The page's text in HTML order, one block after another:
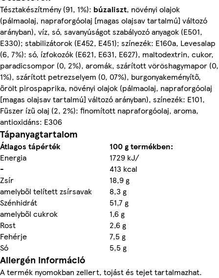
Tésztakészítmény (91, 1%): búzaliszt, növényi olajok
(pálmaolaj, napraforgóolaj [magas olajsav tartalmú] változó
arányban), víz, só, savanyúságot szabályozó anyagok (E501,
E330); stabilizátorok (E452, E451); színezék: E160a, Levesalap
(6, 7%): só, ízfokozók (E621, E631, E627), maltodextrin, cukor,
paradicsompor (0, 2%), aromák, szárított vöröshagymapor (0,
1%), szárított petrezselyem (0, 07%), burgonyakeményítő,
őrölt pirospaprika, növényi olajok (pálmaolaj, napraforgóolaj
[magas olajsav tartalmú] változó arányban), színezék: E101,
Fűszer ízű olaj (2, 2%): finomított napraforgóolaj, aroma,
antioxidáns: E306
Tápanyagtartalom
Átlagos tápérték
100 g termékben:
Energia
1729 kJ/
-
413 kcal
Zsír
18,9 g
amelyből telített zsírsavak
8,3 g
Szénhidrát
51,7 g
amelyből cukrok
1,6 g
Rost
2,6 g
Fehérje
7,5 g
Só
5,5 g
Allergén információ
A termék nyomokban zellert, tojást és tejet tartalmazhat.